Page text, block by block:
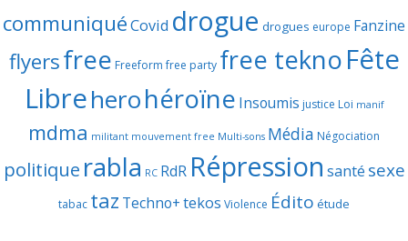
communiquéCovid drogue drogues europe Fanzine
flyersfree Freeform free party free teknoFête
Libreherohéroïne Insoumis justice Loi manif
mdma militant mouvement free Multi-sons Média Négociation
politique rabla RC RdR Répression santé sexe
tabac taz Techno+tekos Violence Édito étude